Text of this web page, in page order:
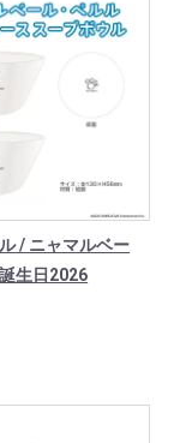
/ ニャマルベー
生日2026